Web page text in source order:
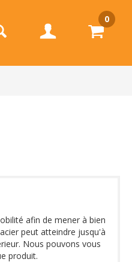
0
afin de mener à bien
peut atteindre jusqu'à
Nous pouvons vous
produit.